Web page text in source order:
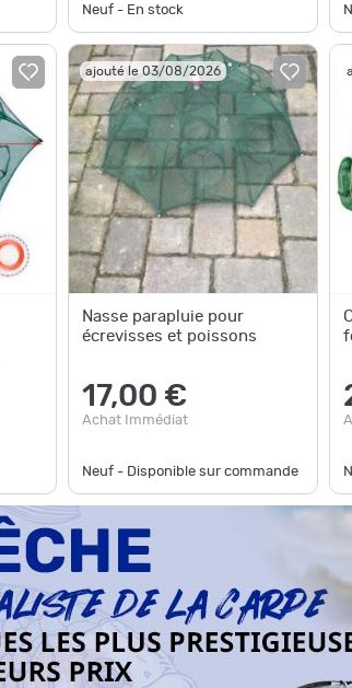
Neuf - En stock
ajouté le 03/08/2026
Nasse parapluie pour
écrevisses et poissons
17,00 €
Achat Immédiat
Neuf - Disponible sur commande